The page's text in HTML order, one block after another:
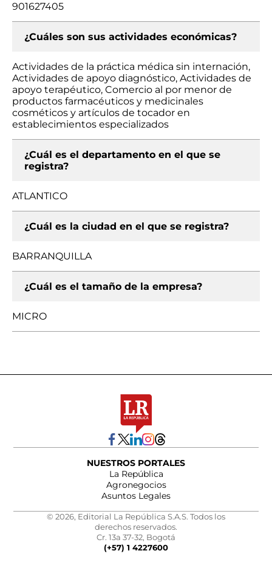
901627405
¿Cuáles son sus actividades económicas?
Actividades de la práctica médica sin internación,
Actividades de apoyo diagnóstico, Actividades de
apoyo terapéutico, Comercio al por menor de
productos farmacéuticos y medicinales
cosméticos y artículos de tocador en
establecimientos especializados
¿Cuál es el departamento en el que se
registra?
ATLANTICO
¿Cuál es la ciudad en el que se registra?
BARRANQUILLA
¿Cuál es el tamaño de la empresa?
MICRO
NUESTROS PORTALES
La República
Agronegocios
Asuntos Legales
© 2026, Editorial La República S.A.S. Todos los
derechos reservados.
Cr. 13a 37-32, Bogotá
(+57) 1 4227600